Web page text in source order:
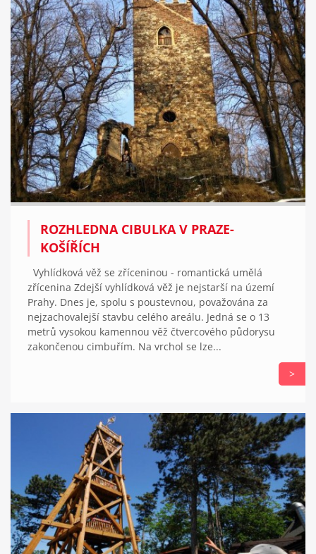
ROZHLEDNA CIBULKA V PRAZE-
KOŠÍŘÍCH
Vyhlídková věž se zříceninou - romantická umělá
zřícenina Zdejší vyhlídková věž je nejstarší na území
Prahy. Dnes je, spolu s poustevnou, považována za
nejzachovalejší stavbu celého areálu. Jedná se o 13
metrů vysokou kamennou věž čtvercového půdorysu
zakončenou cimbuřím. Na vrchol se lze...
>